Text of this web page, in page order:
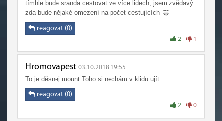
tímhle bude sranda cestovat ve více lidech, jsem zvědavý
zda bude nějaké omezení na počet cestujících
reagovat (0)
2 1
Hromovapest 03.10.2018 19:55
To je děsnej mount.Toho si nechám v klidu ujít.
reagovat (0)
2 0